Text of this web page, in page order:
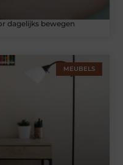
dagelijks bewegen
MEUBELS